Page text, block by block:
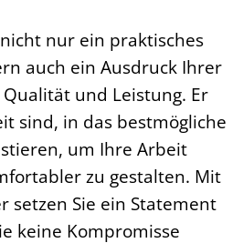
nur ein praktisches
auch ein Ausdruck Ihrer
und Leistung. Er
sind, in das bestmögliche
um Ihre Arbeit
zu gestalten. Mit
setzen Sie ein Statement
keine Kompromisse